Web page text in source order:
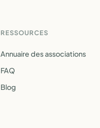
RESSOURCES
Annuaire des associations
FAQ
Blog